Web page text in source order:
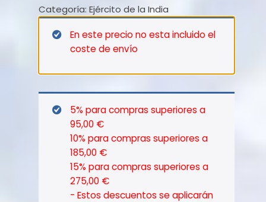
–
1901
cantidad
Categoría: Ejército de la India
En este precio no esta incluido el
coste de envío
5% para compras superiores a
95,00 €
10% para compras superiores a
185,00 €
15% para compras superiores a
275,00 €
- Estos descuentos se aplicarán